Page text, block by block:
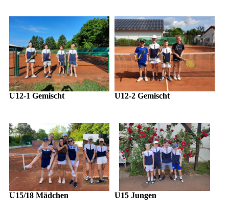
U12-1 Gemischt U12-2 Gemischt
U15/18 Mädchen U15 Jungen